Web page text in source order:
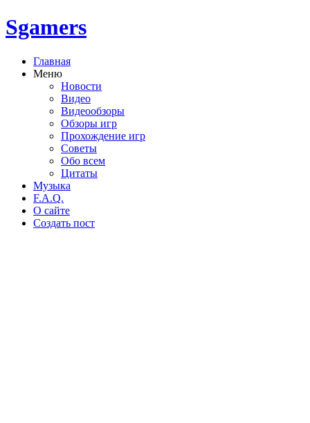
Sgamers
Главная
Меню
Новости
Видео
Видеообзоры
Обзоры игр
Прохождение игр
Советы
Обо всем
Цитаты
Музыка
F.A.Q.
О сайте
Создать пост